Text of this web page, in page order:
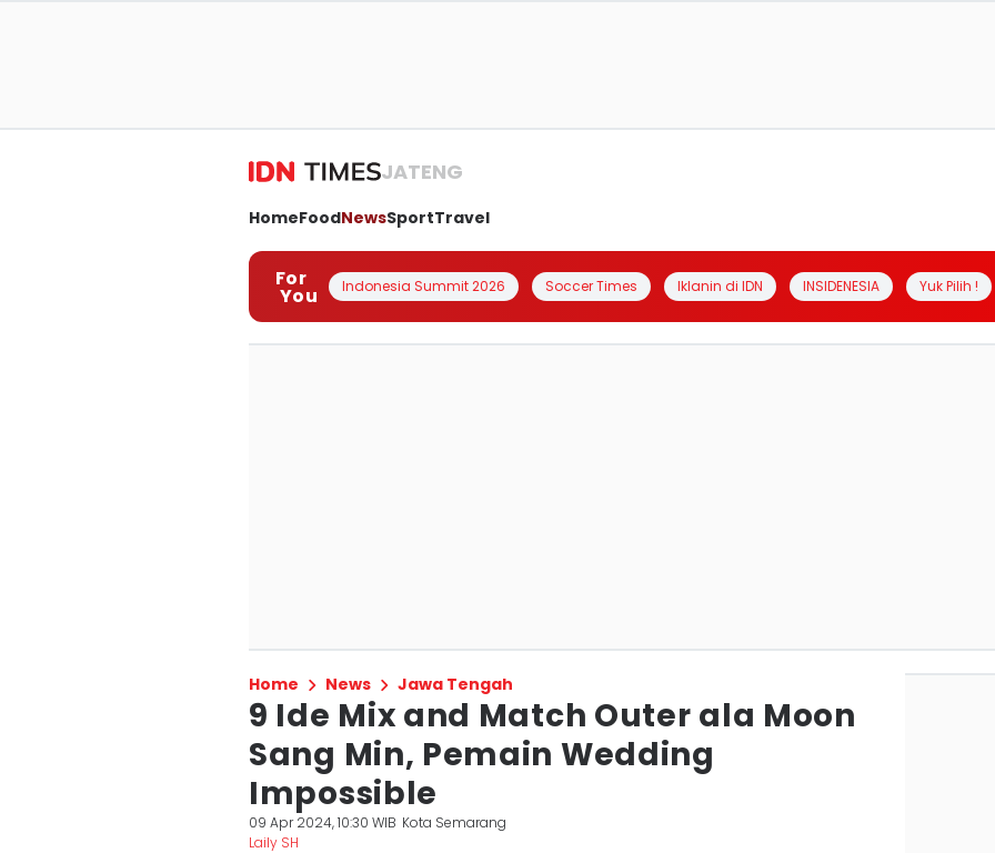
JATENG
HomeFoodNewsSportTravel
For
You Indonesia Summit 2026 Soccer Times Iklanin di IDN INSIDENESIA Yuk Pilih !
Home News Jawa Tengah
9 Ide Mix and Match Outer ala Moon
Sang Min, Pemain Wedding
Impossible
09 Apr 2024, 10:30 WIB Kota Semarang
Laily SH